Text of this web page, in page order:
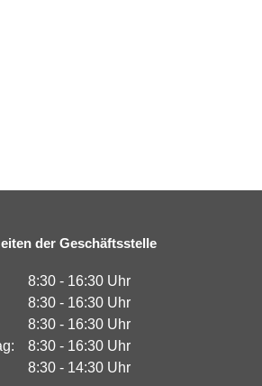
der Geschäftsstelle
8:30 - 16:30 Uhr
8:30 - 16:30 Uhr
8:30 - 16:30 Uhr
8:30 - 16:30 Uhr
8:30 - 14:30 Uhr